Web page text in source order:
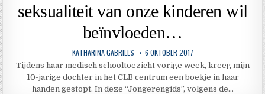
seksualiteit van onze kinderen wil
beïnvloeden…
KATHARINA GABRIELS 6 OKTOBER 2017
Tijdens haar medisch schooltoezicht vorige week, kreeg mijn
10-jarige dochter in het CLB centrum een boekje in haar
handen gestopt. In deze “Jongerengids”, volgens de…